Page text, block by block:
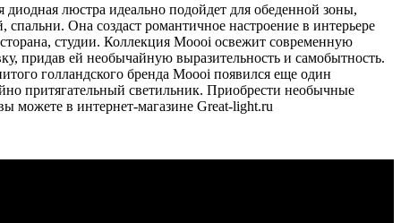
диодная люстра идеально подойдет для обеденной зоны,
спальни. Она создаст романтичное настроение в интерьере
студии. Коллекция Moooi освежит современную
придав ей необычайную выразительность и самобытность.
голландского бренда Moooi появился еще один
притягательный светильник. Приобрести необычные
можете в интернет-магазине Great-light.ru